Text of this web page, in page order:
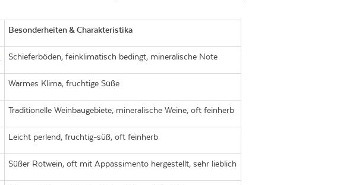
Besonderheiten & Charakteristika
Schieferböden, feinklimatisch bedingt, mineralische Note
Warmes Klima, fruchtige Süße
Traditionelle Weinbaugebiete, mineralische Weine, oft feinherb
Leicht perlend, fruchtig-süß, oft feinherb
Süßer Rotwein, oft mit Appassimento hergestellt, sehr lieblich